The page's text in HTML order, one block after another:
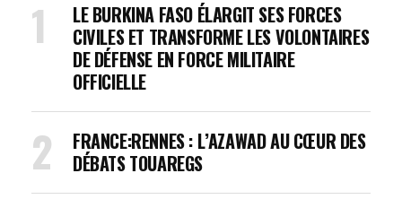
LE BURKINA FASO ÉLARGIT SES FORCES
CIVILES ET TRANSFORME LES VOLONTAIRES
DE DÉFENSE EN FORCE MILITAIRE
OFFICIELLE
FRANCE:RENNES : L’AZAWAD AU CŒUR DES
DÉBATS TOUAREGS